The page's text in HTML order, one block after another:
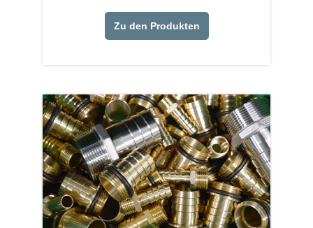
Zu den Produkten